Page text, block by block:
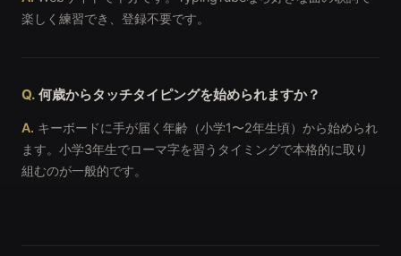
楽しく練習でき、登録不要です。
何歳からタッチタイピングを始められますか？
キーボードに手が届く年齢（小学1〜2年生頃）から始められ
ます。小学3年生でローマ字を習うタイミングで本格的に取り
組むのが一般的です。